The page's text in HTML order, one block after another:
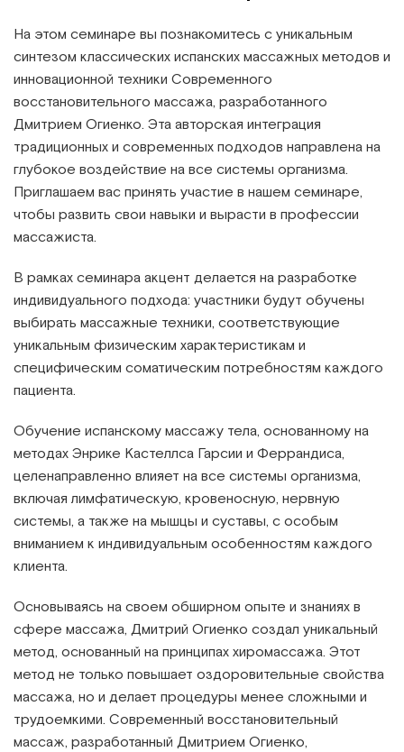
На этом семинаре вы познакомитесь с уникальным
синтезом классических испанских массажных методов и
инновационной техники Современного
восстановительного массажа, разработанного
Дмитрием Огиенко. Эта авторская интеграция
традиционных и современных подходов направлена на
глубокое воздействие на все системы организма.
Приглашаем вас принять участие в нашем семинаре,
чтобы развить свои навыки и вырасти в профессии
массажиста.
В рамках семинара акцент делается на разработке
индивидуального подхода: участники будут обучены
выбирать массажные техники, соответствующие
уникальным физическим характеристикам и
специфическим соматическим потребностям каждого
пациента.
Обучение испанскому массажу тела, основанному на
методах Энрике Кастеллса Гарсии и Феррандиса,
целенаправленно влияет на все системы организма,
включая лимфатическую, кровеносную, нервную
системы, а также на мышцы и суставы, с особым
вниманием к индивидуальным особенностям каждого
клиента.
Основываясь на своем обширном опыте и знаниях в
сфере массажа, Дмитрий Огиенко создал уникальный
метод, основанный на принципах хиромассажа. Этот
метод не только повышает оздоровительные свойства
массажа, но и делает процедуры менее сложными и
трудоемкими. Современный восстановительный
массаж, разработанный Дмитрием Огиенко,